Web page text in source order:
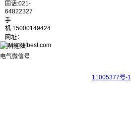
固话:021-
64822327
手
机:15000149424
网址：
www.kyfbest.com
11005377号-1